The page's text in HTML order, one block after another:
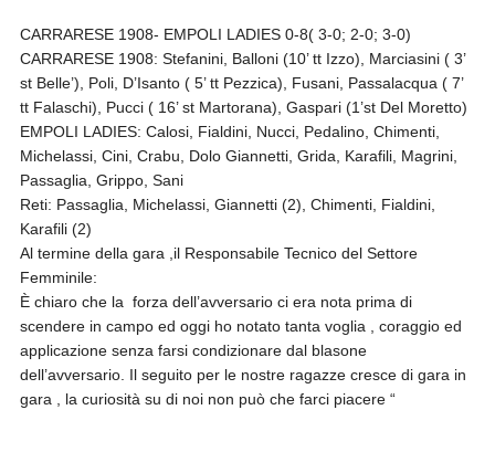
CARRARESE 1908- EMPOLI LADIES 0-8( 3-0; 2-0; 3-0)
CARRARESE 1908: Stefanini, Balloni (10’ tt Izzo), Marciasini ( 3’
st Belle’), Poli, D’Isanto ( 5’ tt Pezzica), Fusani, Passalacqua ( 7’
tt Falaschi), Pucci ( 16’ st Martorana), Gaspari (1’st Del Moretto)
EMPOLI LADIES: Calosi, Fialdini, Nucci, Pedalino, Chimenti,
Michelassi, Cini, Crabu, Dolo Giannetti, Grida, Karafili, Magrini,
Passaglia, Grippo, Sani
Reti: Passaglia, Michelassi, Giannetti (2), Chimenti, Fialdini,
Karafili (2)
Al termine della gara ,il Responsabile Tecnico del Settore
Femminile:
È chiaro che la forza dell’avversario ci era nota prima di
scendere in campo ed oggi ho notato tanta voglia , coraggio ed
applicazione senza farsi condizionare dal blasone
dell’avversario. Il seguito per le nostre ragazze cresce di gara in
gara , la curiosità su di noi non può che farci piacere “